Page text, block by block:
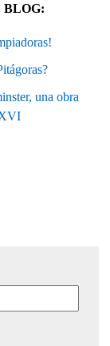
BLOG:
una obra